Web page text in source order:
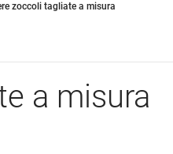
zoccoli tagliate a misura
a misura